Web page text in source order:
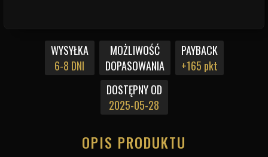
WYSYŁKA
6-8 DNI
MOŻLIWOŚĆ
DOPASOWANIA
PAYBACK
+165 pkt
DOSTĘPNY OD
2025-05-28
OPIS PRODUKTU